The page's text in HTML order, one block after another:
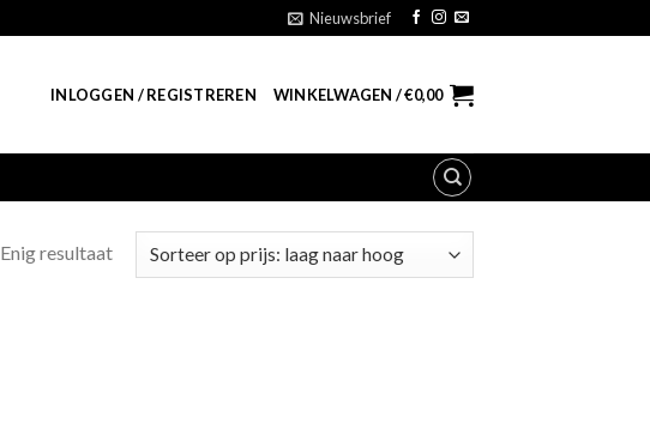
Nieuwsbrief
INLOGGEN / REGISTREREN WINKELWAGEN /€0,00
Enig resultaat